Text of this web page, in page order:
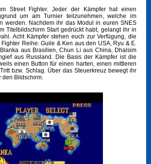
Street Fighter. Jeder der Kämpfer hat einen
um am Turnier teilzunehmen, welche im
werden. Nachdem ihr das Modul in euren SNES
Titelbildschirm Start gedrückt habt, gelangt ihr in
Acht Kämpfer stehen euch zur Verfügung, die
Fighter Reihe: Guile & Ken aus den USA, Ryu & E.
aus Brasilien, Chun Li aus China, Dhalsim
aus Russland. Die Basis der Kämpfer ist die
einen Button für einen harten, einen mittleren
bzw. Schlag. Über das Steuerkreuz bewegt ihr
den Bildschirm.